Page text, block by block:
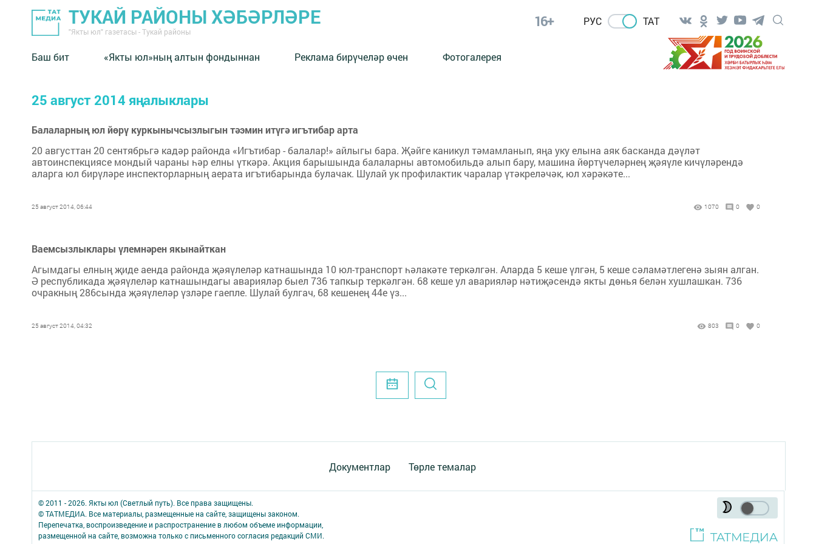
ТУКАЙ РАЙОНЫ ХӘБӘРЛӘРЕ
"Якты юл" газетасы - Тукай районы
16+ РУС ТАТ
Баш бит «Якты юл»ның алтын фондыннан Реклама бирүчеләр өчен Фотогалерея
25 август 2014 яңалыклары
Балаларның юл йөрү куркынычсызлыгын тәэмин итүгә игътибар арта
20 августтан 20 сентябрьгә кадәр районда «Игътибар - балалар!» айлыгы бара. Җәйге каникул тәмамланып, яңа уку елына аяк басканда дәүләт
автоинспекциясе мондый чараны һәр елны үткәрә. Акция барышында балаларны автомобильдә алып бару, машина йөртүчеләрнең җәяүле кичүләрендә
аларга юл бирүләре инспекторларның аерата игътибарында булачак. Шулай ук профилактик чаралар үтәкреләчәк, юл хәрәкәте...
25 август 2014, 06:44 1070 0 0
Ваемсызлыклары үлемнәрен якынайткан
Агымдагы елның җиде аенда районда җәяүлеләр катнашында 10 юл-транспорт һәлакәте теркәлгән. Аларда 5 кеше үлгән, 5 кеше сәламәтлегенә зыян алган.
Ә республикада җәяүлеләр катнашындагы аварияләр быел 736 тапкыр теркәлгән. 68 кеше ул аварияләр нәтиҗәсендә якты дөнья белән хушлашкан. 736
очракның 286сында җәяүлеләр үзләре гаепле. Шулай булгач, 68 кешенең 44е үз...
25 август 2014, 04:32 803 0 0
Документлар Төрле темалар
© 2011 - 2026. Якты юл (Светлый путь). Все права защищены.
© ТАТМЕДИА. Все материалы, размещенные на сайте, защищены законом.
Перепечатка, воспроизведение и распространение в любом объеме информации,
размещенной на сайте, возможна только с письменного согласия редакций СМИ.